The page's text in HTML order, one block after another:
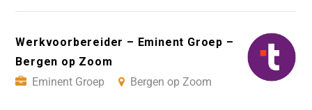
Werkvoorbereider – Eminent Groep –
Bergen op Zoom
Eminent Groep
Bergen op Zoom